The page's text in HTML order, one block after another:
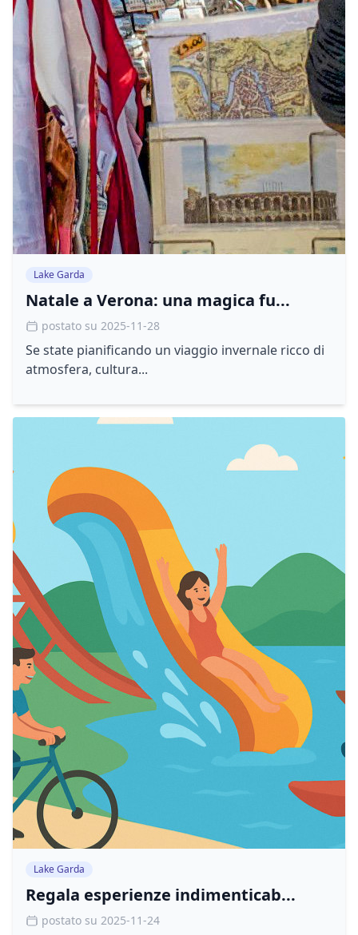
Lake Garda
Natale a Verona: una magica fu...
postato su 2025-11-28
Se state pianificando un viaggio invernale ricco di
atmosfera, cultura...
Lake Garda
Regala esperienze indimenticab...
postato su 2025-11-24